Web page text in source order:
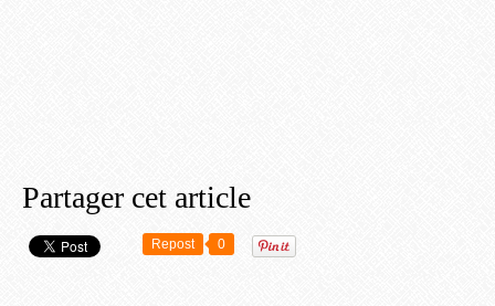
Partager cet article
Repost 0